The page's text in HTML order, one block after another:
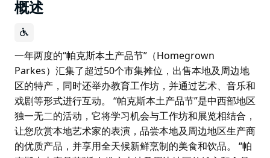
概述
一年两度的“帕克斯本土产品节”（Homegrown
Parkes）汇集了超过50个市集摊位，出售本地及周边地
区的特产，同时还举办教育工作坊，并通过艺术、音乐和
戏剧等形式进行互动。 “帕克斯本土产品节”是中西部地区
独一无二的活动，它将学习机会与工作坊和展览相结合，
让您欣赏本地艺术家的表演，品尝本地及周边地区生产商
的优质产品，并享用全天候新鲜烹制的美食和饮品。 “帕